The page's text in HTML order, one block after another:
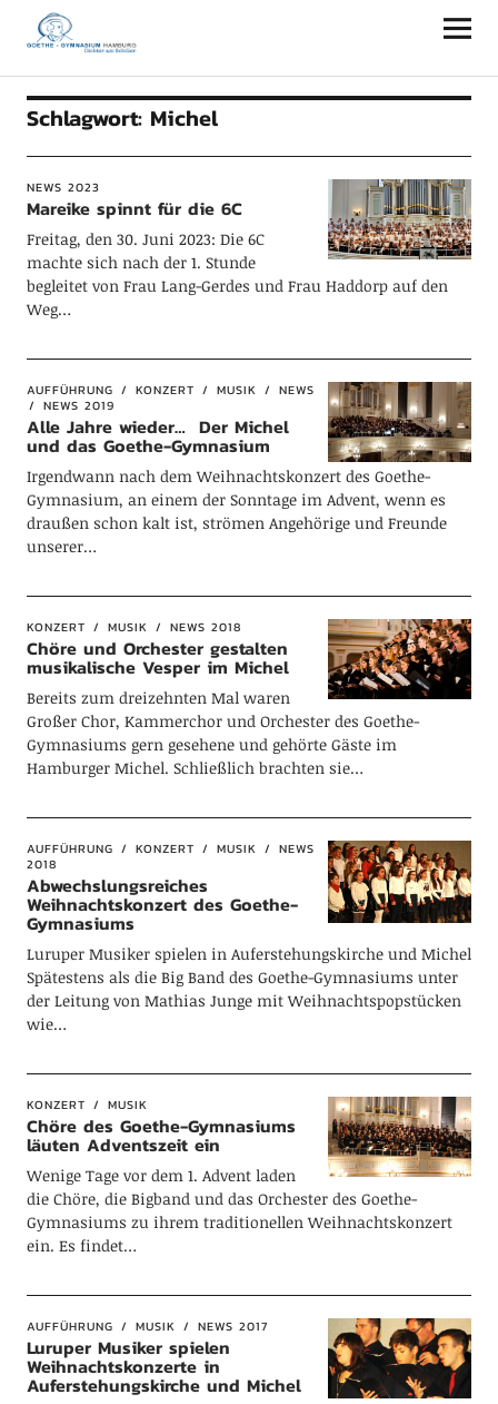
Goethe-Gymnasium Hamburg
Schlagwort: Michel
NEWS 2023
Mareike spinnt für die 6C
Freitag, den 30. Juni 2023: Die 6C
machte sich nach der 1. Stunde
begleitet von Frau Lang-Gerdes und Frau Haddorp auf den
Weg…
AUFFÜHRUNG KONZERT MUSIK
NEWS
NEWS 2019
Alle Jahre wieder… Der Michel
und das Goethe-Gymnasium
Irgendwann nach dem Weihnachtskonzert des Goethe-
Gymnasium, an einem der Sonntage im Advent, wenn es
draußen schon kalt ist, strömen Angehörige und Freunde
unserer…
KONZERT MUSIK NEWS 2018
Chöre und Orchester gestalten
musikalische Vesper im Michel
Bereits zum dreizehnten Mal waren
Großer Chor, Kammerchor und Orchester des Goethe-
Gymnasiums gern gesehene und gehörte Gäste im
Hamburger Michel. Schließlich brachten sie…
AUFFÜHRUNG KONZERT MUSIK
NEWS
2018
Abwechslungsreiches
Weihnachtskonzert des Goethe-
Gymnasiums
Luruper Musiker spielen in Auferstehungskirche und Michel
Spätestens als die Big Band des Goethe-Gymnasiums unter
der Leitung von Mathias Junge mit Weihnachtspopstücken
wie…
KONZERT MUSIK
Chöre des Goethe-Gymnasiums
läuten Adventszeit ein
Wenige Tage vor dem 1. Advent laden
die Chöre, die Bigband und das Orchester des Goethe-
Gymnasiums zu ihrem traditionellen Weihnachtskonzert
ein. Es findet…
AUFFÜHRUNG MUSIK NEWS 2017
Luruper Musiker spielen
Weihnachtskonzerte in
Auferstehungskirche und Michel